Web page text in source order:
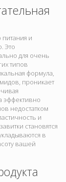
и
Это
для очень
типов
формула,
проникает
эффективно
недостатком
и
становятся
в
вашей